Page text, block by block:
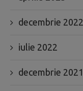
decembrie 2022
iulie 2022
decembrie 2021